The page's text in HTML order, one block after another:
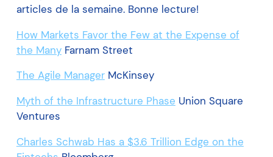
articles de la semaine. Bonne lecture!
How Markets Favor the Few at the Expense of
the ManyFarnam Street
The Agile ManagerMcKinsey
Myth of the Infrastructure Phase Union Square
Ventures
Charles Schwab Has a $3.6 Trillion Edge on the